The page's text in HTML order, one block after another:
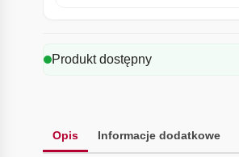
Produkt dostępny
Opis Informacje dodatkowe